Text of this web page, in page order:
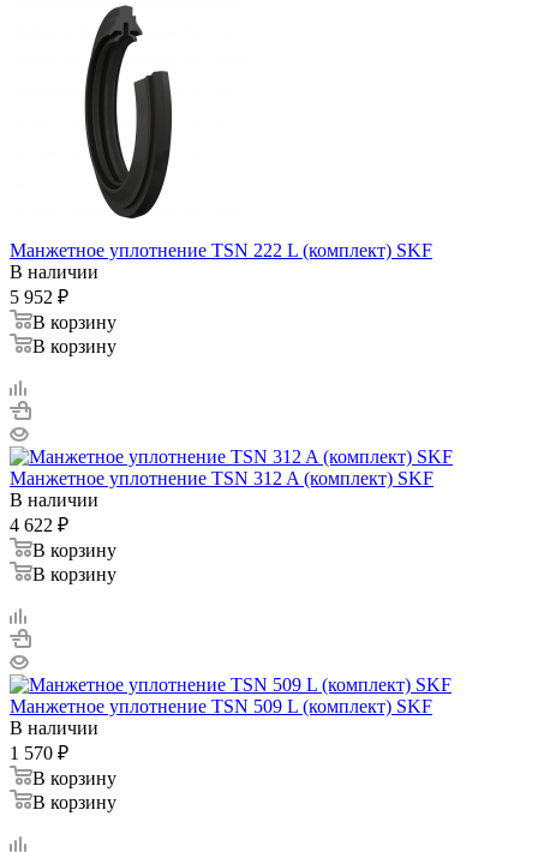
Манжетное уплотнение TSN 222 L (комплект) SKF
В наличии
5 952 ₽
В корзину
В корзину
Манжетное уплотнение TSN 312 A (комплект) SKF
В наличии
4 622 ₽
В корзину
В корзину
Манжетное уплотнение TSN 509 L (комплект) SKF
В наличии
1 570 ₽
В корзину
В корзину